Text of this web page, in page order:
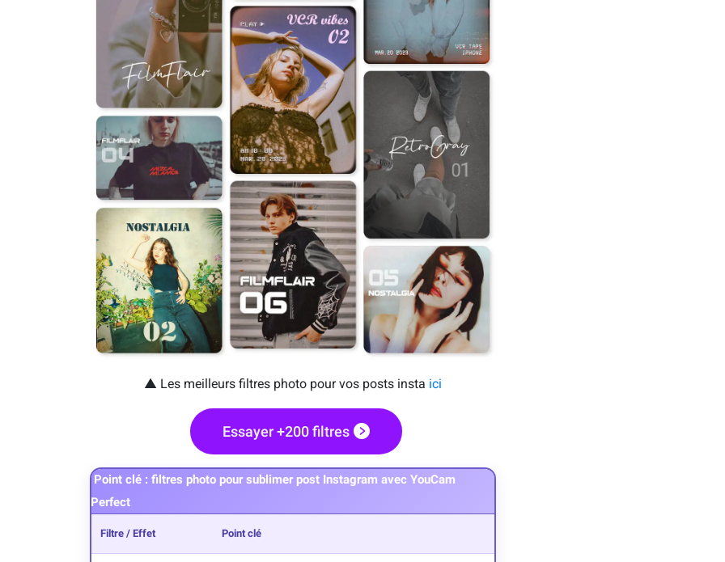
▲ Les meilleurs filtres photo pour vos posts insta ici
Essayer +200 filtres
Point clé : filtres photo pour sublimer post Instagram avec YouCam
Perfect
Filtre / Effet Point clé